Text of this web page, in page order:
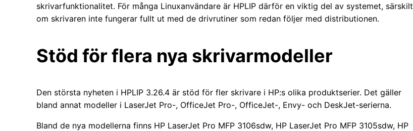
skrivarfunktionalitet. För många Linuxanvändare är HPLIP därför en viktig del av systemet, särskilt
om skrivaren inte fungerar fullt ut med de drivrutiner som redan följer med distributionen.
Stöd för flera nya skrivarmodeller
Den största nyheten i HPLIP 3.26.4 är stöd för fler skrivare i HP:s olika produktserier. Det gäller
bland annat modeller i LaserJet Pro-, OfficeJet Pro-, OfficeJet-, Envy- och DeskJet-serierna.
Bland de nya modellerna finns HP LaserJet Pro MFP 3106sdw, HP LaserJet Pro MFP 3105sdw, HP